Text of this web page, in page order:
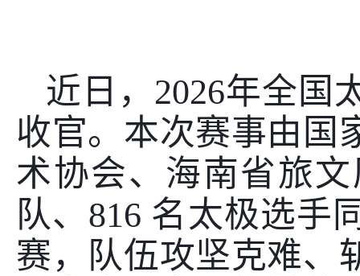
近日， 2026年全国
收官。本次赛事由国
术协会、海南省旅
队、 816 名太极选手
赛，队伍攻坚克难、